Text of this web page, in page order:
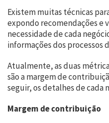
Existem muitas técnicas
expondo recomendações e
necessidade de cada
informações dos processos
Atualmente, as duas
são a margem de
seguir, os detalhes de cada
Margem de contribuição